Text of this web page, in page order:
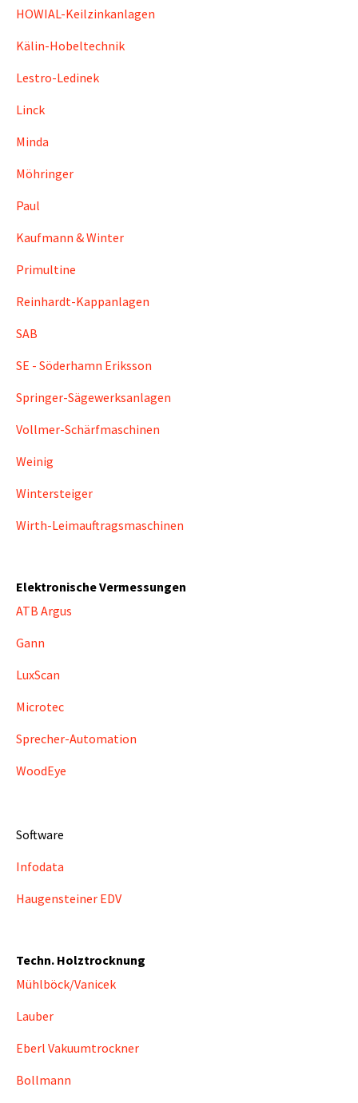
HOWIAL-Keilzinkanlagen
Kälin-Hobeltechnik
Lestro-Ledinek
Linck
Minda
Möhringer
Paul
Kaufmann & Winter
Primultine
Reinhardt-Kappanlagen
SAB
SE - Söderhamn Eriksson
Springer-Sägewerksanlagen
Vollmer-Schärfmaschinen
Weinig
Wintersteiger
Wirth-Leimauftragsmaschinen
Elektronische Vermessungen
ATB Argus
Gann
LuxScan
Microtec
Sprecher-Automation
WoodEye
Software
Infodata
Haugensteiner EDV
Techn. Holztrocknung
Mühlböck/Vanicek
Lauber
Eberl Vakuumtrockner
Bollmann